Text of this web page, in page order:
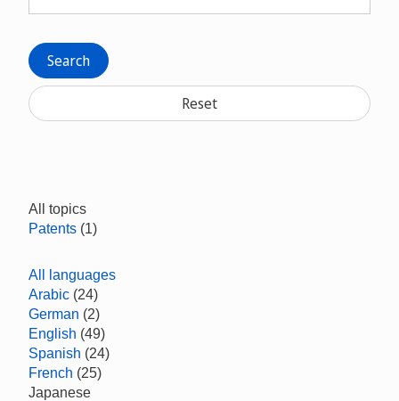
Search
Reset
All topics
Patents (1)
All languages
Arabic (24)
German (2)
English (49)
Spanish (24)
French (25)
Japanese